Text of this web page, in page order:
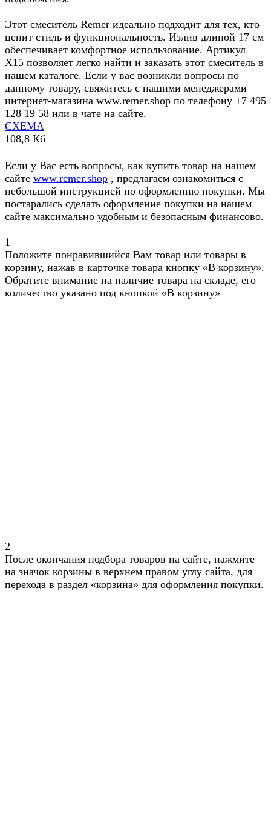
Этот смеситель Remer идеально подходит для тех, кто
ценит стиль и функциональность. Излив длиной 17 см
обеспечивает комфортное использование. Артикул
X15 позволяет легко найти и заказать этот смеситель в
нашем каталоге. Если у вас возникли вопросы по
данному товару, свяжитесь с нашими менеджерами
интернет-магазина www.remer.shop по телефону +7 495
128 19 58 или в чате на сайте.
СХЕМА
108,8 Кб
Если у Вас есть вопросы, как купить товар на нашем
сайте www.remer.shop , предлагаем ознакомиться с
небольшой инструкцией по оформлению покупки. Мы
постарались сделать оформление покупки на нашем
сайте максимально удобным и безопасным финансово.
1
Положите понравившийся Вам товар или товары в
корзину, нажав в карточке товара кнопку «В корзину».
Обратите внимание на наличие товара на складе, его
количество указано под кнопкой «В корзину»
2
После окончания подбора товаров на сайте, нажмите
на значок корзины в верхнем правом углу сайта, для
перехода в раздел «корзина» для оформления покупки.